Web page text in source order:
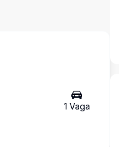
1 Vaga